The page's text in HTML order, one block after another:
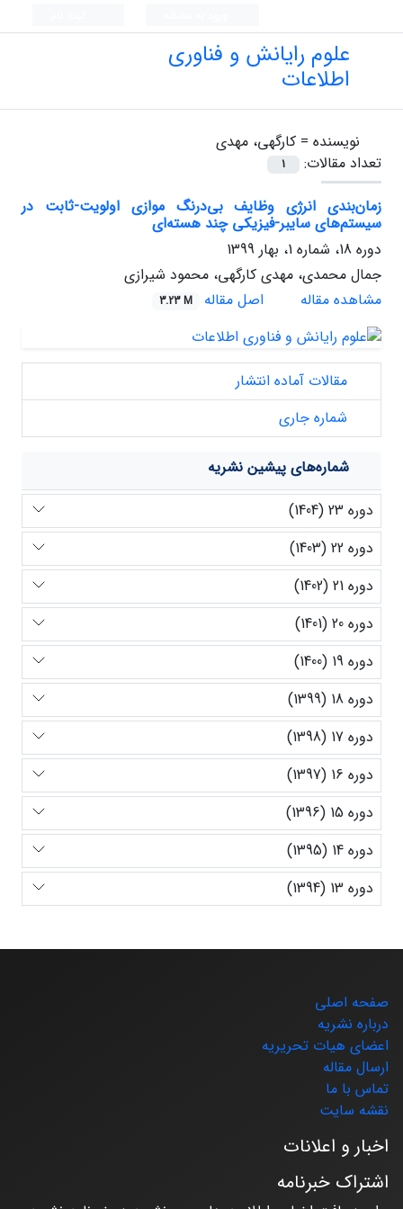
علوم رایانش و فناوری
اطلاعات
نویسنده = کارگهی، مهدی
تعداد مقالات:
1
زمان‌بندی انرژی وظایف بی‌درنگ موازی اولویت-ثابت در
سیستم‌های سایبر-فیزیکی چند هسته‌ای
دوره 18، شماره 1، بهار 1399
جمال محمدی، مهدی کارگهی، محمود شیرازی
مشاهده مقاله
اصل مقاله 3.23 M
مقالات آماده انتشار
شماره جاری
شماره‌های پیشین نشریه
دوره 23 (1404)
دوره 22 (1403)
دوره 21 (1402)
دوره 20 (1401)
دوره 19 (1400)
دوره 18 (1399)
دوره 17 (1398)
دوره 16 (1397)
دوره 15 (1396)
دوره 14 (1395)
دوره 13 (1394)
صفحه اصلی
درباره نشریه
اعضای هیات تحریریه
ارسال مقاله
تماس با ما
نقشه سایت
اخبار و اعلانات
اشتراک خبرنامه